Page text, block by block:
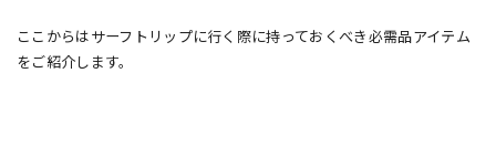
ここからはサーフトリップに行く際に持っておくべき必需品アイテム
をご紹介します。